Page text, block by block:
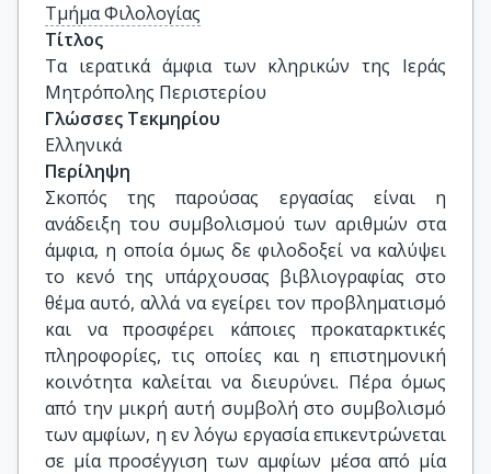
Τμήμα Φιλολογίας
Τίτλος
Τα ιερατικά άμφια των κληρικών της Ιεράς
Μητρόπολης Περιστερίου
Γλώσσες Τεκμηρίου
Ελληνικά
Περίληψη
Σκοπός της παρούσας εργασίας είναι η
ανάδειξη του συμβολισμού των αριθμών στα
άμφια, η οποία όμως δε φιλοδοξεί να καλύψει
το κενό της υπάρχουσας βιβλιογραφίας στο
θέμα αυτό, αλλά να εγείρει τον προβληματισμό
και να προσφέρει κάποιες προκαταρκτικές
πληροφορίες, τις οποίες και η επιστημονική
κοινότητα καλείται να διευρύνει. Πέρα όμως
από την μικρή αυτή συμβολή στο συμβολισμό
των αμφίων, η εν λόγω εργασία επικεντρώνεται
σε μία προσέγγιση των αμφίων μέσα από μία